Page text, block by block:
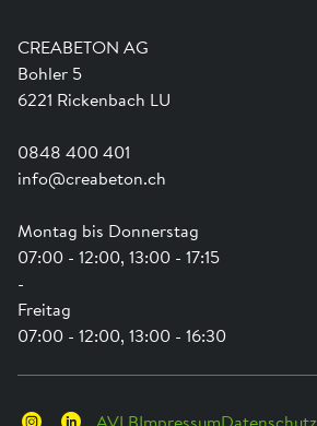
CREABETON AG
Bohler 5
6221 Rickenbach LU
0848 400 401
info@creabeton.ch
Montag bis Donnerstag
07:00 - 12:00, 13:00 - 17:15
-
Freitag
07:00 - 12:00, 13:00 - 16:30
Ausbildung
Shop Hilfe
Anwendungsunterstützung
Newsletter
Engagement
Swissness
Schwammstadt